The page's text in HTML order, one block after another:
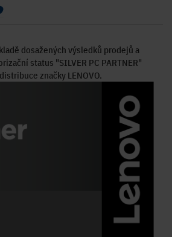
dosažených výsledků prodejů a
status "SILVER PC PARTNER"
značky LENOVO.